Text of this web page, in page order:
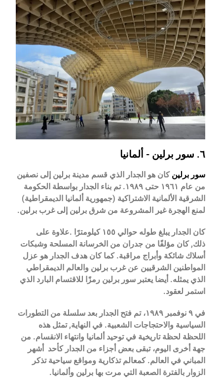
٦. سور برلين - ألمانيا
سور برلين كان هو الجدار الذي قسم مدينة برلين إلى نصفين
من عام ١٩٦١ حتى ١٩٨٩. تم بناء الجدار بواسطة الحكومة
الشرقية الألمانية الاشتراكية (جمهورية ألمانيا الديمقراطية)
لمنع الهجرة غير المشروعة من شرق برلين إلى غرب برلين.
كان الجدار يبلغ طوله حوالي ١٥٥ كيلومترًا .
علاوة على
ذلك,كان مؤلفًا من جدران من الخرسانة المسلحة وشبكات
أسلاك شائكة وأبراج مراقبة. كما كان هدف الجدار هو عزل
المواطنين الشرقيين عن غرب برلين والعالم الديمقراطي
الذي يمثله. أيضا يعتبر سور برلين رمزًا للاقتسام البارد الذي
استمر لعقود.
في ٩ نوفمبر ١٩٨٩، تم فتح الجدار بعد سلسلة من التطورات
السياسية والاحتجاجات الشعبية. في النهاية, تمثل هذه
اللحظة لحظة تاريخية في توحيد ألمانيا وانتهاء الانقسام. من
جهة أخرى اليوم، تبقى بعض أجزاء من الجدار كأحد
أشهر
المباني في العالم. كمعالم تذكارية ومواقع سياحية تذكر
الزوار بالفترة الصعبة التي مرت بها برلين وألمانيا.